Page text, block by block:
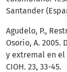
Santander
Agudelo, P.,
Osorio, A.
y extremal en
CIOH. 23, 33-45.